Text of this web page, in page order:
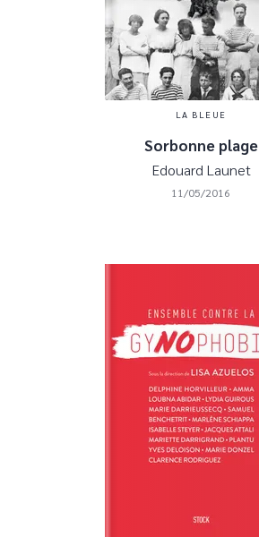
LA BLEUE
Sorbonne plage
Edouard Launet
11/05/2016